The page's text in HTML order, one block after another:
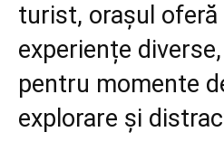
turist, orașul oferă
experiențe
pentru momente
explorare și